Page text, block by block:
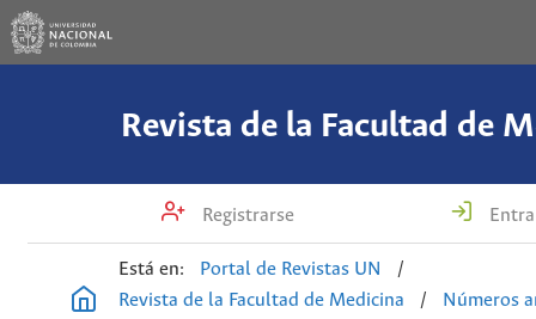
Revista de la Facultad de
Registrarse
Está en: Portal de Revistas UN
/
Revista de la Facultad de Medicina
/
Números